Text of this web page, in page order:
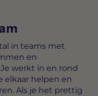
in teams met
en
werkt in en rond
elkaar helpen en
Als je het prettig